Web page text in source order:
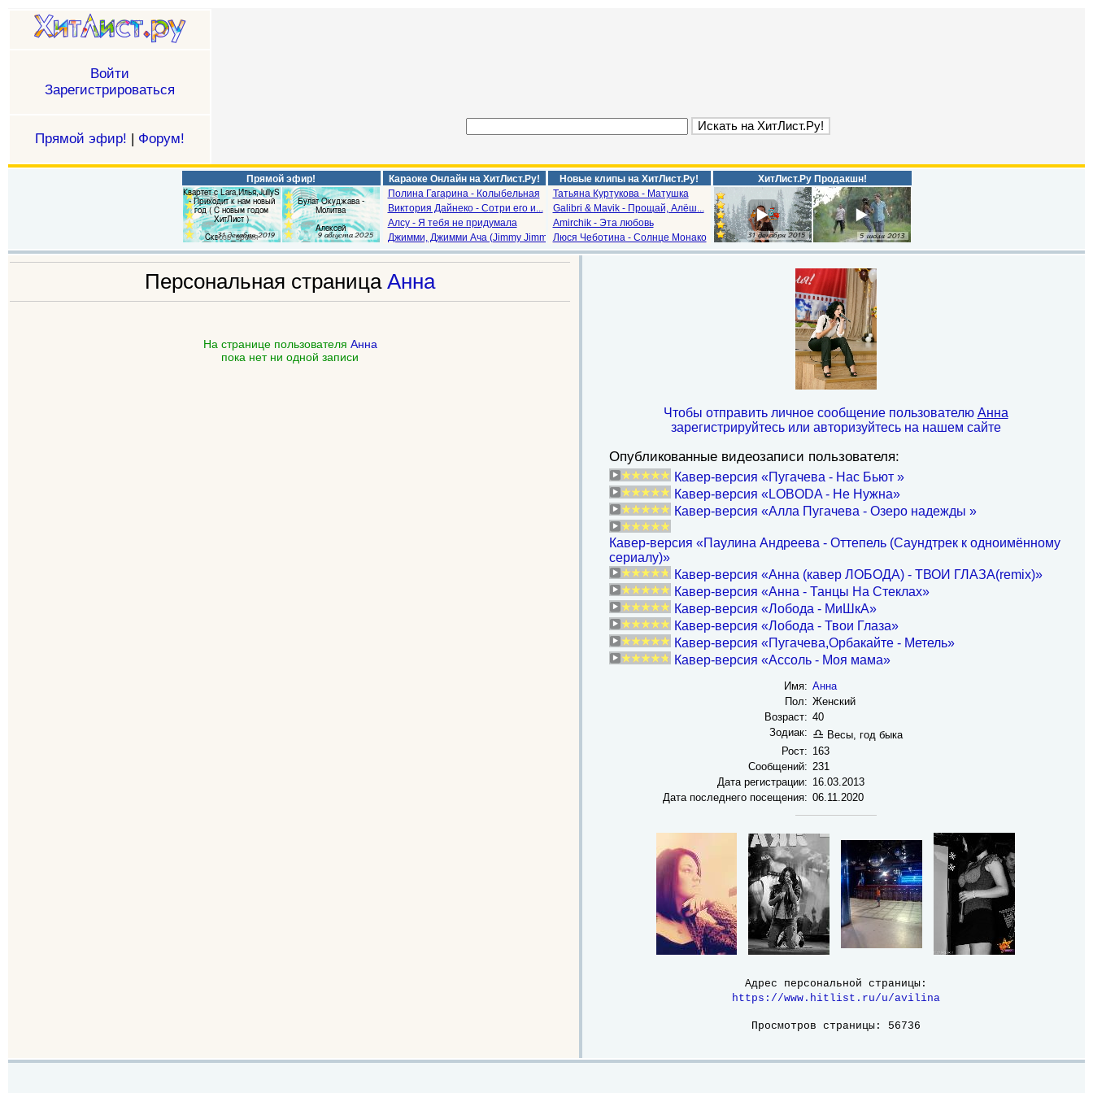
Войти
Зарегистрироваться
Прямой эфир! | Форум!
Прямой эфир!
Караоке Онлайн на ХитЛист.Ру!
Полина Гагарина - Колыбельная
Виктория Дайнеко - Сотри его и...
Алсу - Я тебя не придумала
Джимми, Джимми Ача (Jimmy Jimm...
Новые клипы на ХитЛист.Ру!
Татьяна Куртукова - Матушка
Galibri & Mavik - Прощай, Алёш...
Amirchik - Эта любовь
Люся Чеботина - Солнце Монако
ХитЛист.Ру Продакшн!
Персональная страницаАнна
На странице пользователя Анна
пока нет ни одной записи
Чтобы отправить личное сообщение пользователю Анна
зарегистрируйтесь или авторизуйтесь на нашем сайте
Опубликованные видеозаписи пользователя:
Кавер-версия «Пугачева - Нас Бьют »
Кавер-версия «LOBODA - Не Нужна»
Кавер-версия «Алла Пугачева - Озеро надежды »
Кавер-версия «Паулина Андреева - Оттепель (Саундтрек к одноимённому
сериалу)»
Кавер-версия «Анна (кавер ЛОБОДА) - ТВОИ ГЛАЗА(remix)»
Кавер-версия «Анна - Танцы На Стеклах»
Кавер-версия «Лобода - МиШкА»
Кавер-версия «Лобода - Твои Глаза»
Кавер-версия «Пугачева,Орбакайте - Метель»
Кавер-версия «Ассоль - Моя мама»
Имя: Анна
Пол: Женский
Возраст: 40
Зодиак: ♎ Весы, год быка
Рост: 163
Сообщений: 231
Дата регистрации: 16.03.2013
Дата последнего посещения: 06.11.2020
Адрес персональной страницы:
https://www.hitlist.ru/u/avilina
Просмотров страницы: 56736